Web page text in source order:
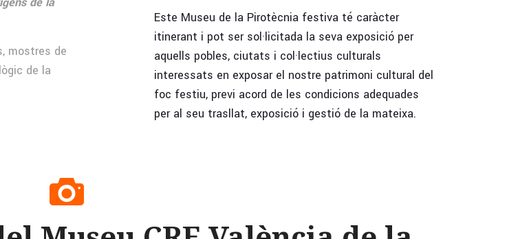
mostres de
de la
Este Museu de la Pirotècnia festiva té caràcter
itinerant i pot ser sol·licitada la seva exposició per
aquells pobles, ciutats i col·lectius culturals
interessats en exposar el nostre patrimoni cultural del
foc festiu, previ acord de les condicions adequades
per al seu trasllat, exposició i gestió de la mateixa.